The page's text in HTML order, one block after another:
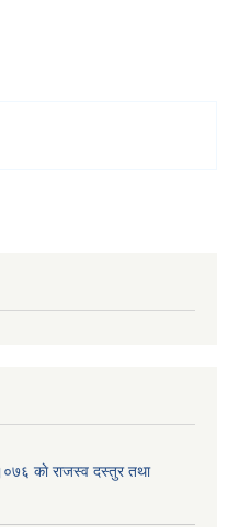
काे राजस्व दस्तुर तथा